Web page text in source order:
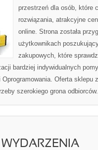
przestrzeń dla osób, które
rozwiązania, atrakcyjne
online. Strona została
użytkownikach
zakupowych, które
bardziej indywidualnych
Oferta sklepu
szerokiego grona